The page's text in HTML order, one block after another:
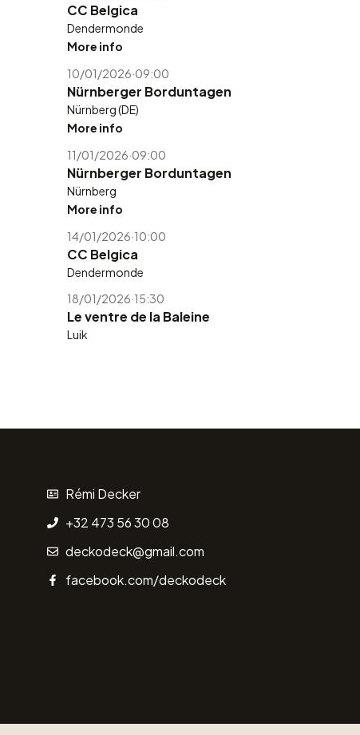
CC Belgica
Dendermonde
More info
10/01/2026·09:00
Nürnberger Borduntagen
Nürnberg (DE)
More info
11/01/2026·09:00
Nürnberger Borduntagen
Nürnberg
More info
14/01/2026·10:00
CC Belgica
Dendermonde
18/01/2026·15:30
Le ventre de la Baleine
Luik
Rémi Decker
+32 473 56 30 08
deckodeck@gmail.com
facebook.com/deckodeck